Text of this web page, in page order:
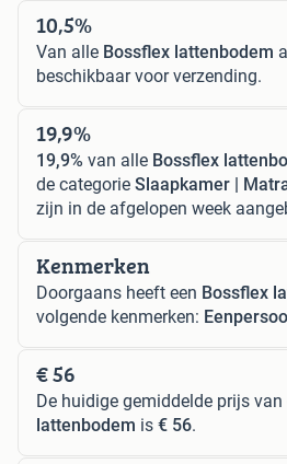
10,5%
Van alle Bossflex lattenbodem
beschikbaar voor verzending.
19,9%
19,9% van alle Bossflex
de categorie Slaapkamer |
zijn in de afgelopen week
Kenmerken
Doorgaans heeft een Bossflex
volgende kenmerken:
€ 56
De huidige gemiddelde prijs van
lattenbodem is € 56.